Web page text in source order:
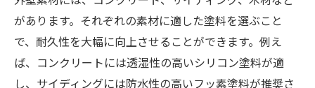
があります。それぞれの素材に適した塗料を選ぶこと
で、耐久性を大幅に向上させることができます。例え
ば、コンクリートには透湿性の高いシリコン塗料が適
し、サイディングには防水性の高いフッ素塗料が推奨さ